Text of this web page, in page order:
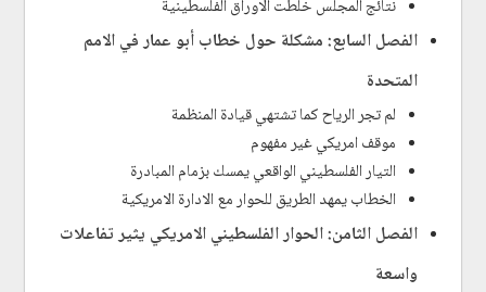
نتائج المجلس خلطت الاوراق الفلسطينية
الفصل السابع: مشكلة حول خطاب أبو عمار في الامم
المتحدة
لم تجر الرياح كما تشتهي قيادة المنظمة
موقف امريكي غير مفهوم
التيار الفلسطيني الواقعي يمسك بزمام المبادرة
الخطاب يمهد الطريق للحوار مع الادارة الامريكية
الفصل الثامن: الحوار الفلسطيني الامريكي يثير تفاعلات
واسعة